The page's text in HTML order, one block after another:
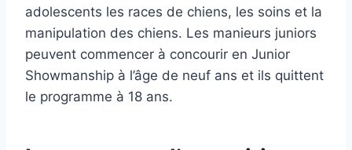
adolescents les races de chiens, les soins et la
manipulation des chiens. Les manieurs juniors
peuvent commencer à concourir en Junior
Showmanship à l’âge de neuf ans et ils quittent
le programme à 18 ans.